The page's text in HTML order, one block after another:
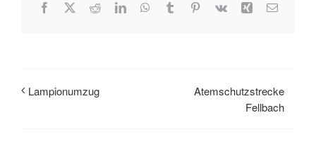
Facebook
X RedditLinkedInWhatsApp
TumblrPinterest
Vk Xing E-
Lampionumzug
Atemschutzstrecke
Fellbach